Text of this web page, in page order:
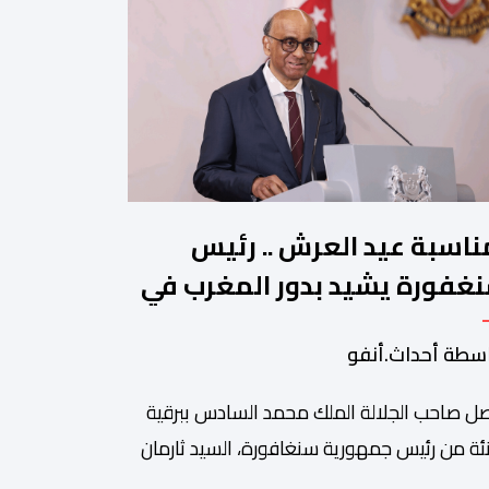
عيد العرش .. رئيس
يشيد بدور المغرب في
الحوار بين الأديان
أحداث.أنفو
صاحب الجلالة الملك محمد السادس ببرقية
من رئيس جمهورية سنغافورة، السيد ثارمان